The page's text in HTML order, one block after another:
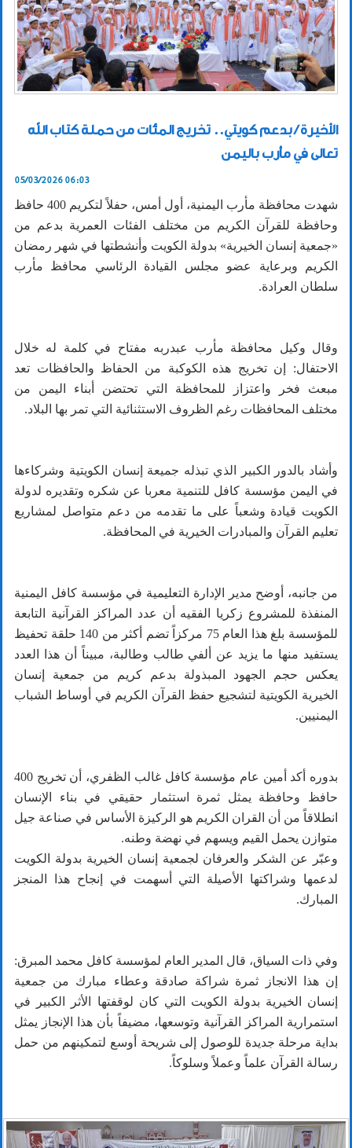
الأخيرة / بدعم كويتي.. تخريج المئات من حملة كتاب الله
تعالى في مأرب باليمن
05/03/2026 06:03
شهدت محافظة مأرب اليمنية، أول أمس، حفلاً لتكريم 400 حافظ
وحافظة للقرآن الكريم من مختلف الفئات العمرية بدعم من
«جمعية إنسان الخيرية» بدولة الكويت وأنشطتها في شهر رمضان
الكريم وبرعاية عضو مجلس القيادة الرئاسي محافظ مأرب
سلطان العرادة.
وقال وكيل محافظة مأرب عبدربه مفتاح في كلمة له خلال
الاحتفال: إن تخريج هذه الكوكبة من الحفاظ والحافظات تعد
مبعث فخر واعتزاز للمحافظة التي تحتضن أبناء اليمن من
مختلف المحافظات رغم الظروف الاستثنائية التي تمر بها البلاد.
وأشاد بالدور الكبير الذي تبذله جميعة إنسان الكويتية وشركاءها
في اليمن مؤسسة كافل للتنمية معربا عن شكره وتقديره لدولة
الكويت قيادة وشعباً على ما تقدمه من دعم متواصل لمشاريع
تعليم القرآن والمبادرات الخيرية في المحافظة.
من جانبه، أوضح مدير الإدارة التعليمية في مؤسسة كافل اليمنية
المنفذة للمشروع زكريا الفقيه أن عدد المراكز القرآنية التابعة
للمؤسسة بلغ هذا العام 75 مركزاً تضم أكثر من 140 حلقة تحفيظ
يستفيد منها ما يزيد عن ألفي طالب وطالبة، مبيناً أن هذا العدد
يعكس حجم الجهود المبذولة بدعم كريم من جمعية إنسان
الخيرية الكويتية لتشجيع حفظ القرآن الكريم في أوساط الشباب
اليمنيين.
بدوره أكد أمين عام مؤسسة كافل غالب الظفري، أن تخريج 400
حافظ وحافظة يمثل ثمرة استثمار حقيقي في بناء الإنسان
انطلاقاً من أن القران الكريم هو الركيزة الأساس في صناعة جيل
متوازن يحمل القيم ويسهم في نهضة وطنه.
وعبّر عن الشكر والعرفان لجمعية إنسان الخيرية بدولة الكويت
لدعمها وشراكتها الأصيلة التي أسهمت في إنجاح هذا المنجز
المبارك.
وفي ذات السياق، قال المدير العام لمؤسسة كافل محمد المبرق:
إن هذا الانجاز ثمرة شراكة صادقة وعطاء مبارك من جمعية
إنسان الخيرية بدولة الكويت التي كان لوقفتها الأثر الكبير في
استمرارية المراكز القرآنية وتوسعها، مضيفاً بأن هذا الإنجاز يمثل
بداية مرحلة جديدة للوصول إلى شريحة أوسع لتمكينهم من حمل
رسالة القرآن علماً وعملاً وسلوكاً.